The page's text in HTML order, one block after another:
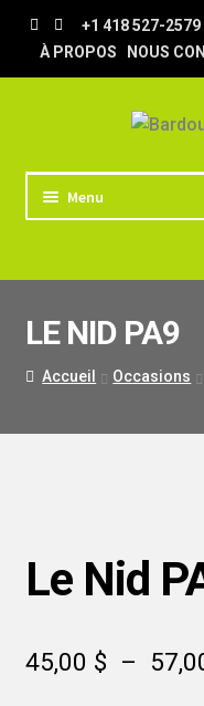
Aller
la
Aller
au
contenu
+1 418 527-2579
À PROPOS
NOUS
Menu
TRUCS &
LIVRAISON
LE NID PA9
Accueil Occasions
Le Nid
45,00 $ –